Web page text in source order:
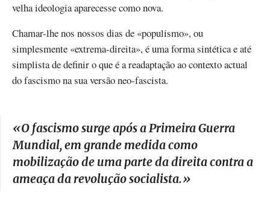
velha ideologia aparecesse como nova.
Chamar-lhe nos nossos dias de «populismo», ou
simplesmente «extrema-direita», é uma forma sintética e até
simplista de definir o que é a readaptação ao contexto actual
do fascismo na sua versão neo-fascista.
«O fascismo surge após a Primeira Guerra
Mundial, em grande medida como
mobilização de uma parte da direita contra a
ameaça da revolução socialista.»